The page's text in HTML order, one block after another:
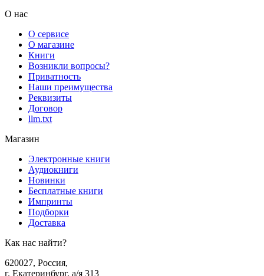
О нас
О сервисе
О магазине
Книги
Возникли вопросы?
Приватность
Наши преимущества
Реквизиты
Договор
llm.txt
Магазин
Электронные книги
Аудиокниги
Новинки
Бесплатные книги
Импринты
Подборки
Доставка
Как нас найти?
620027, Россия,
г. Екатеринбург, а/я 313